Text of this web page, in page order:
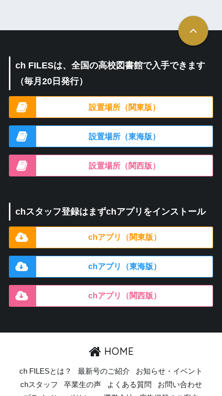
ch FILESは、全国の高校図書館で入手できます
（毎月20日発行）
設置場所（関東版）
設置場所（東海版）
設置場所（関西版）
chスタッフ登録はまずchアプリをインストール
chアプリ（関東版）
chアプリ（東海版）
chアプリ（関西版）
HOME
ch FILESとは？ 最新号のご紹介
お知らせ・イベント
chスタッフ
卒業生の声 よくある質問
お問い合わせ